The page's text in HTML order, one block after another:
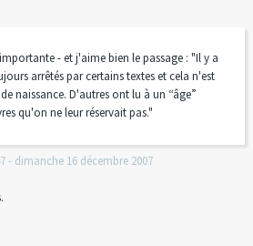
- et j'aime bien le passage : "Il y a
arrêtés par certains textes et cela n'est
naissance. D'autres ont lu à un “âge”
qu'on ne leur réservait pas."
- dimanche 16 décembre 2007